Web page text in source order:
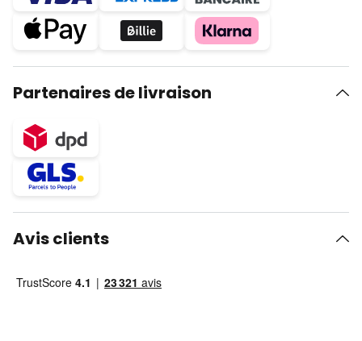
Partenaires de livraison
Avis clients